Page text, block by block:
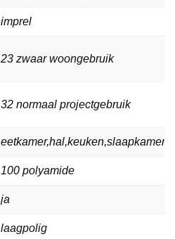
imprel
23 zwaar woongebruik
32 normaal projectgebruik
100 polyamide
ja
laagpolig